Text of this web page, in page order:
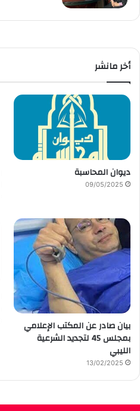
أخر مانشر
ديوان المحاسبة
09/05/2025
بيان صادر عن المكتب الإعلامي
بمجلس 45 لتجديد الشرعية
الليبي
13/02/2025